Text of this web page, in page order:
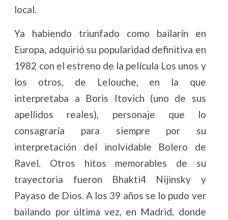
local.
Ya habiendo triunfado como bailarín en
Europa, adquirió su popularidad definitiva en
1982 con el estreno de la película Los unos y
los otros, de Lelouche, en la que
interpretaba a Boris Itovich (uno de sus
apellidos reales), personaje que lo
consagraría para siempre por su
interpretación del inolvidable Bolero de
Ravel. Otros hitos memorables de su
trayectoria fueron Bhakti4 Nijinsky y
Payaso de Dios. A los 39 años se lo pudo ver
bailando por última vez, en Madrid, donde